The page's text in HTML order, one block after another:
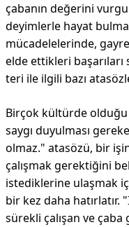
çabanın değerini
deyimlerle hayat
mücadelelerinde,
elde ettikleri başarıları
teri ile ilgili bazı
Birçok kültürde
saygı duyulması
olmaz." atasözü, bir
çalışmak gerektiğini
istediklerine ulaşmak
bir kez daha hatırlatır.
sürekli çalışan ve